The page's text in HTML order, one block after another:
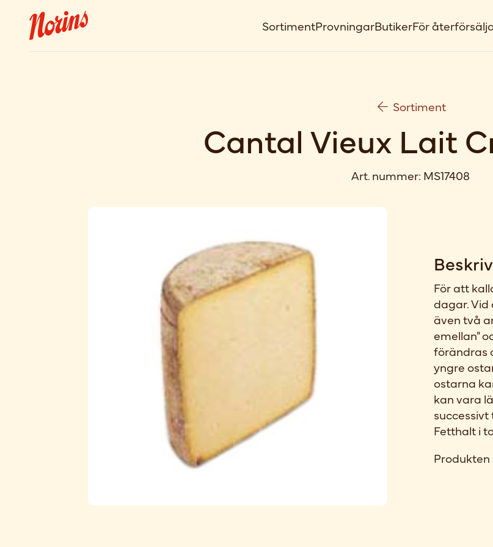
SortimentProvningarButikerFör
Sortiment
Cantal Vieux Lait
Art. nummer: MS17408
För att
dagar. Vid
även två
emellan"
förändras
yngre
ostarna
kan vara
Fetthalt i